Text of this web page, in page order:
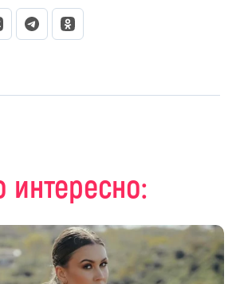
интересно: